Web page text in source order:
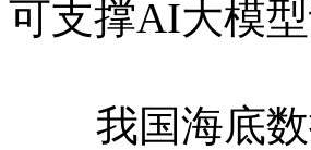
可支撑AI大模
我国海底数